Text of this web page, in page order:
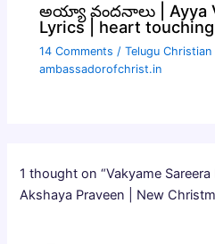
అయ్యా వందనాలు | Ayya
Lyrics | heart
14 Comments /Telugu
ambassadorofchrist.in
1 thought on “Vakyame Sareera
Akshaya Praveen | New